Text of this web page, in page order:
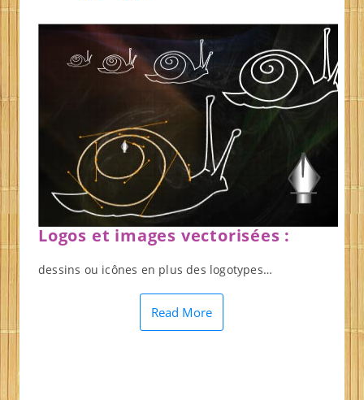
Logos et images vectorisées :
dessins ou icônes en plus des logotypes…
Read More